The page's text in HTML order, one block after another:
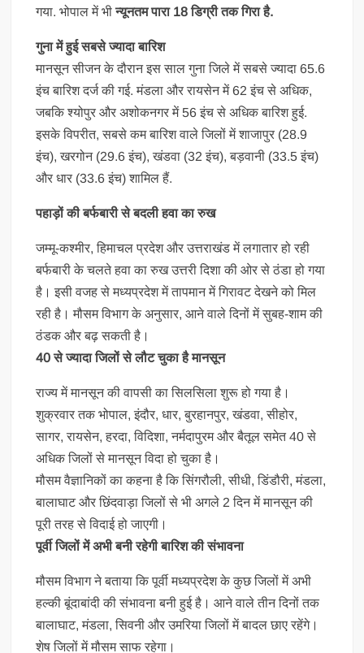
गया. भोपाल में भीन्यूनतम पारा 18 डिग्री तक गिरा है.
गुना में हुई सबसे ज्यादा बारिश
मानसून सीजन के दौरान इस साल गुना जिले में सबसे ज्यादा 65.6
इंच बारिश दर्ज की गई. मंडला और रायसेन में 62 इंच से अधिक,
जबकि श्योपुर और अशोकनगर में 56 इंच से अधिक बारिश हुई.
इसके विपरीत, सबसे कम बारिश वाले जिलों में शाजापुर (28.9
इंच), खरगोन (29.6 इंच), खंडवा (32 इंच), बड़वानी (33.5 इंच)
और धार (33.6 इंच) शामिल हैं.
पहाड़ों की बर्फबारी से बदली हवा का रुख
जम्मू-कश्मीर, हिमाचल प्रदेश और उत्तराखंड में लगातार हो रही
बर्फबारी के चलते हवा का रुख उत्तरी दिशा की ओर से ठंडा हो गया
है। इसी वजह से मध्यप्रदेश में तापमान में गिरावट देखने को मिल
रही है। मौसम विभाग के अनुसार, आने वाले दिनों में सुबह-शाम की
ठंडक और बढ़ सकती है।
40 से ज्यादा जिलों से लौट चुका है मानसून
राज्य में मानसून की वापसी का सिलसिला शुरू हो गया है।
शुक्रवार तक भोपाल, इंदौर, धार, बुरहानपुर, खंडवा, सीहोर,
सागर, रायसेन, हरदा, विदिशा, नर्मदापुरम और बैतूल समेत 40 से
अधिक जिलों से मानसून विदा हो चुका है।
मौसम वैज्ञानिकों का कहना है कि सिंगरौली, सीधी, डिंडौरी, मंडला,
बालाघाट और छिंदवाड़ा जिलों से भी अगले 2 दिन में मानसून की
पूरी तरह से विदाई हो जाएगी।
पूर्वी जिलों में अभी बनी रहेगी बारिश की संभावना
मौसम विभाग ने बताया कि पूर्वी मध्यप्रदेश के कुछ जिलों में अभी
हल्की बूंदाबांदी की संभावना बनी हुई है। आने वाले तीन दिनों तक
बालाघाट, मंडला, सिवनी और उमरिया जिलों में बादल छाए रहेंगे।
शेष जिलों में मौसम साफ रहेगा।